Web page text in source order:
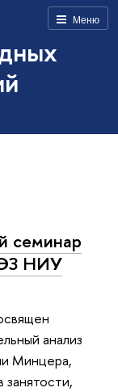
Меню
семинар
НИУ
анализ
Минцера,